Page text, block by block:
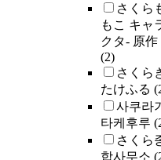
さくら
もこ キャ
クタ- 原作
(2)
さくら
たけふる
사쿠라기
타케후루
さくら
합사무소